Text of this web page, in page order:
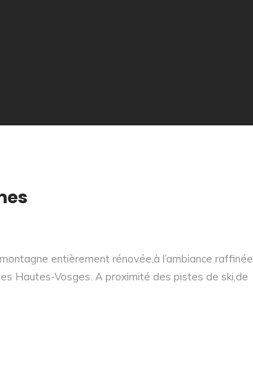
entièrement rénovée,à l’ambiance raffinée
Hautes-Vosges. A proximité des pistes de ski,de